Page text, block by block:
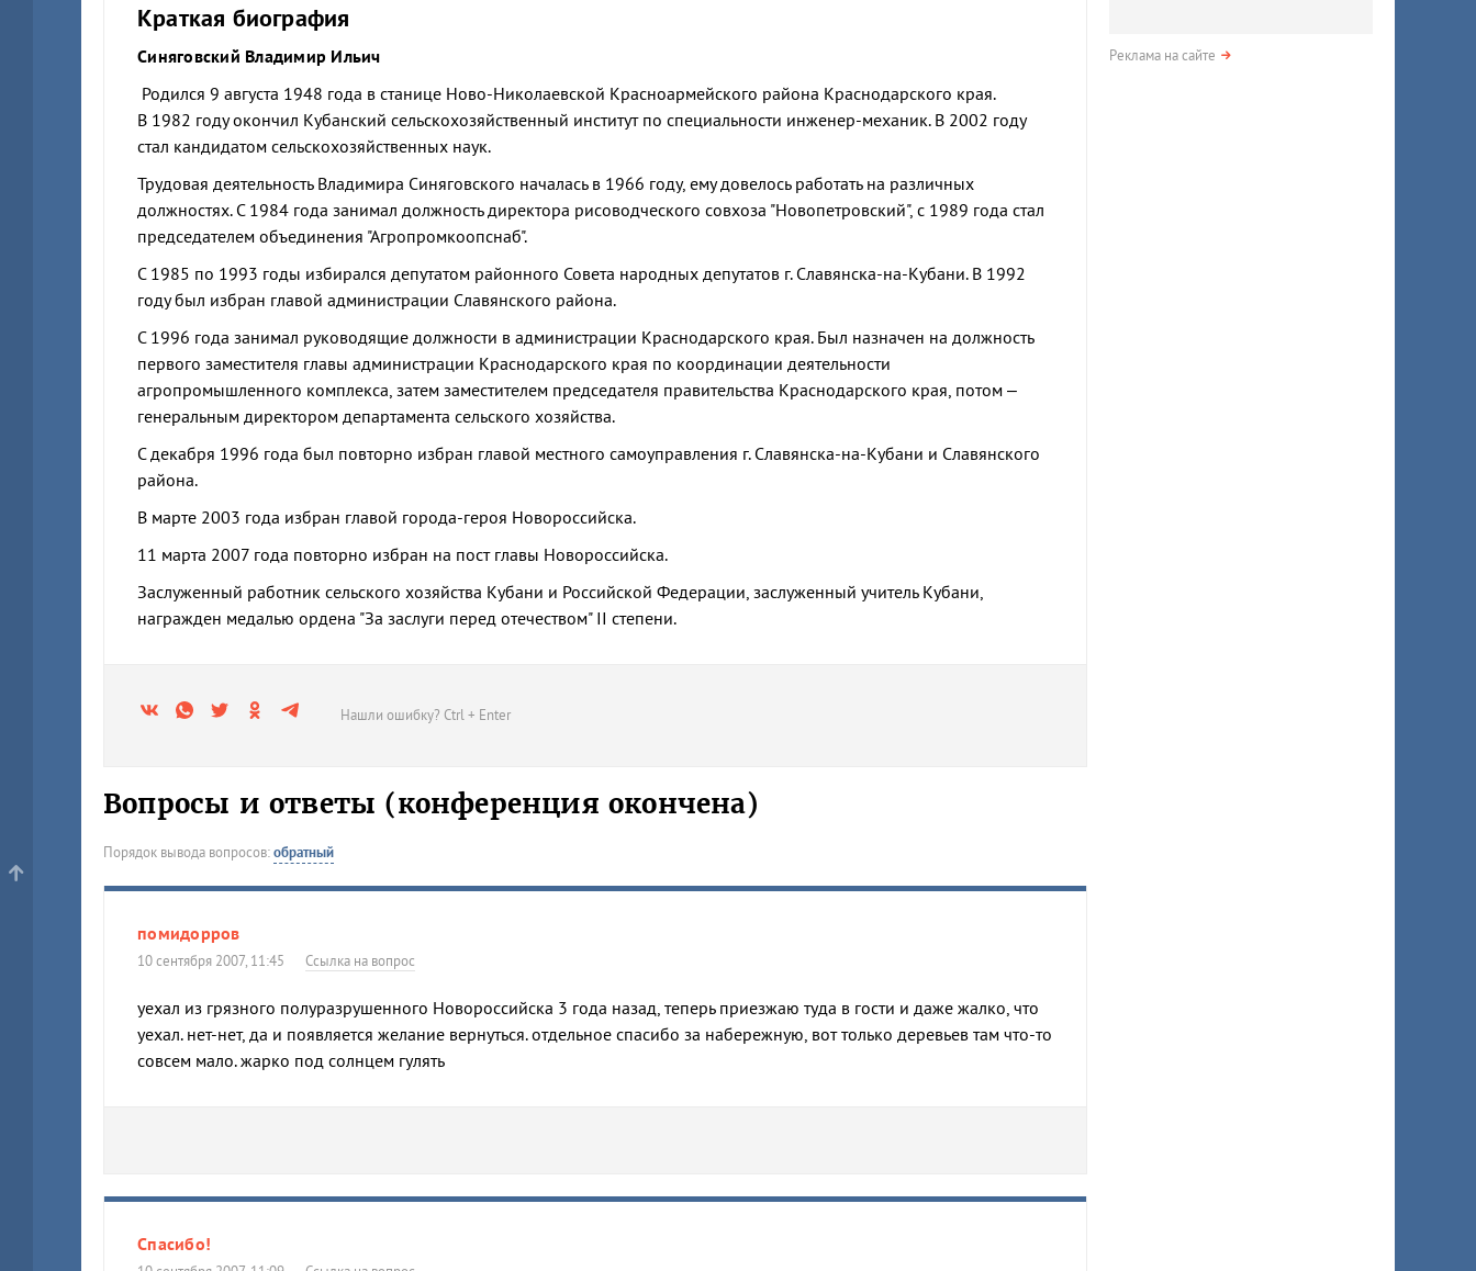
Краткая биография
Синяговский Владимир Ильич
Родился 9 августа 1948 года в станице Ново-Николаевской Красноармейского района Краснодарского края.
В 1982 году окончил Кубанский сельскохозяйственный институт по специальности инженер-механик. В 2002 году
стал кандидатом сельскохозяйственных наук.
Трудовая деятельность Владимира Синяговского началась в 1966 году, ему довелось работать на различных
должностях. С 1984 года занимал должность директора рисоводческого совхоза "Новопетровский", с 1989 года стал
председателем объединения "Агропромкоопснаб".
С 1985 по 1993 годы избирался депутатом районного Совета народных депутатов г. Славянска-на-Кубани. В 1992
году был избран главой администрации Славянского района.
С 1996 года занимал руководящие должности в администрации Краснодарского края. Был назначен на должность
первого заместителя главы администрации Краснодарского края по координации деятельности
агропромышленного комплекса, затем заместителем председателя правительства Краснодарского края, потом –
генеральным директором департамента сельского хозяйства.
С декабря 1996 года был повторно избран главой местного самоуправления г. Славянска-на-Кубани и Славянского
района.
В марте 2003 года избран главой города-героя Новороссийска.
11 марта 2007 года повторно избран на пост главы Новороссийска.
Заслуженный работник сельского хозяйства Кубани и Российской Федерации, заслуженный учитель Кубани,
награжден медалью ордена "За заслуги перед отечеством" II степени.
Нашли ошибку? Ctrl + Enter
Вопросы и ответы (конференция окончена)
Порядок вывода вопросов:обратный
помидорров
10 сентября 2007, 11:45 Ссылка на вопрос
уехал из грязного полуразрушенного Новороссийска 3 года назад, теперь приезжаю туда в гости и даже жалко, что
уехал. нет-нет, да и появляется желание вернуться. отдельное спасибо за набережную, вот только деревьев там что-то
совсем мало. жарко под солнцем гулять
Спасибо!
Реклама на сайте